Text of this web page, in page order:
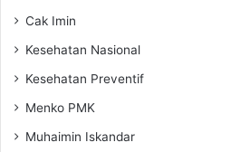
Cak Imin
Kesehatan Nasional
Kesehatan Preventif
Menko PMK
Muhaimin Iskandar